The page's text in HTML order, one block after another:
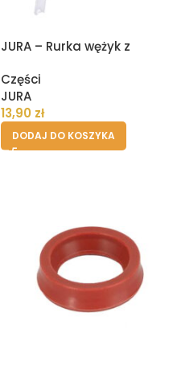
JURA – Rurka wężyk z
mleka – 36 cm
Części
JURA
13,90 zł
DODAJ DO KOSZYKA